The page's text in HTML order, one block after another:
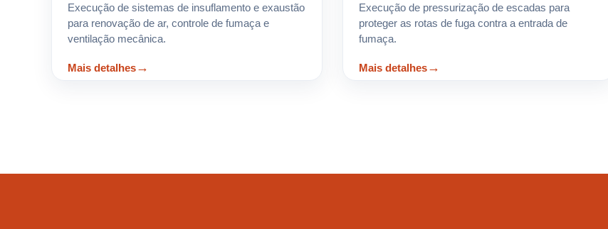
Execução de sistemas de insuflamento e exaustão
para renovação de ar, controle de fumaça e
ventilação mecânica.
Mais detalhes
Execução de pressurização de escadas para
proteger as rotas de fuga contra a entrada de
fumaça.
Mais detalhes